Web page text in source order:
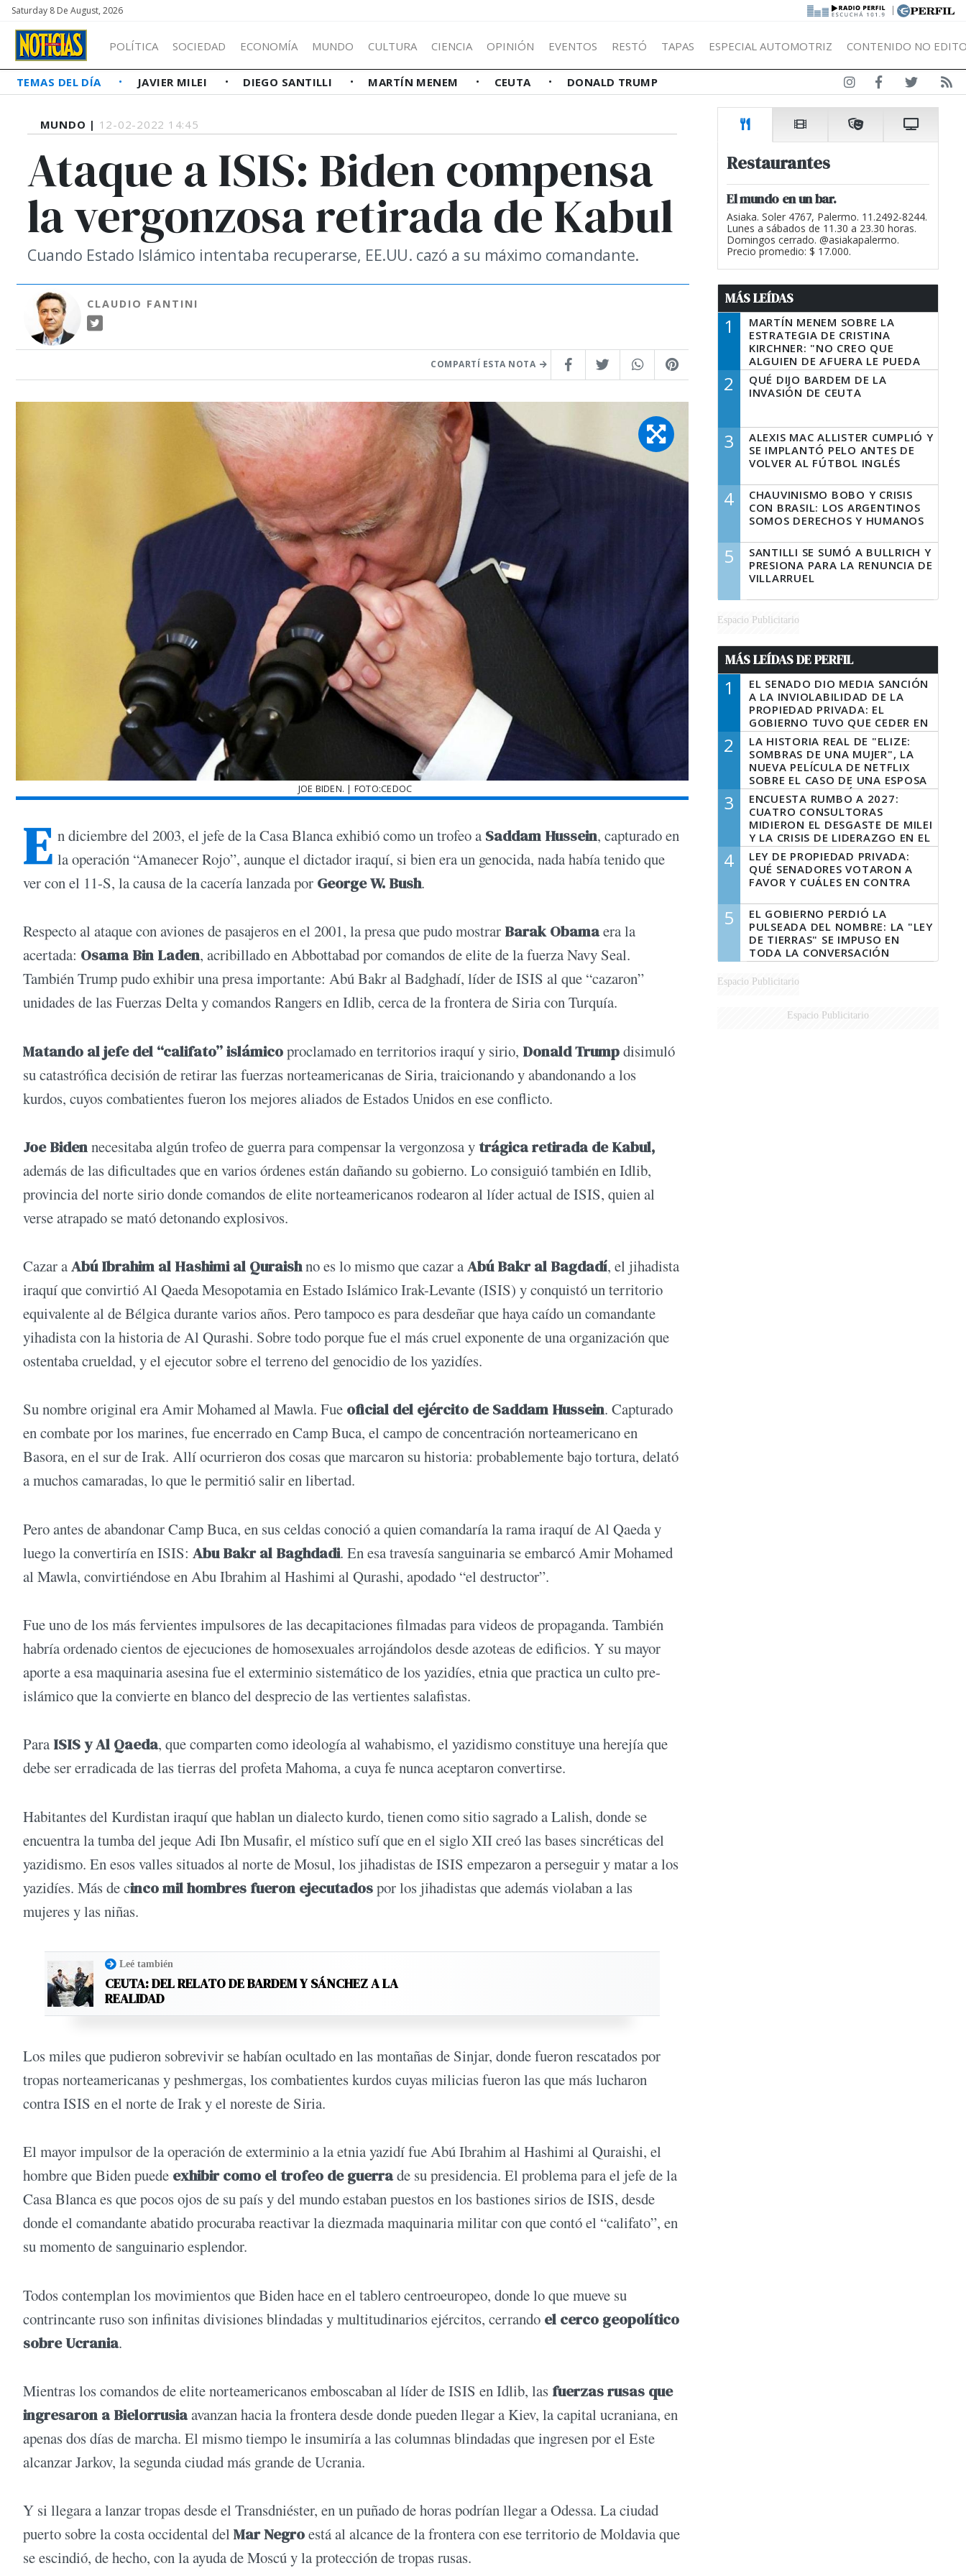
Saturday 8 De August, 2026 |
POLÍTICA SOCIEDAD ECONOMÍA MUNDO CULTURA CIENCIA OPINIÓN EVENTOS RESTÓ TAPAS ESPECIAL AUTOMOTRIZ CONTENIDO NO
TEMAS DEL DÍA JAVIER MILEI DIEGO SANTILLI MARTÍN MENEM CEUTA DONALD TRUMP
MUNDO | 12-02-2022 14:45
Ataque a ISIS: Biden compensa
la vergonzosa retirada de Kabul
Cuando Estado Islámico intentaba recuperarse, EE.UU. cazó a su máximo comandante.
CLAUDIO FANTINI
COMPARTÍ ESTA NOTA
JOE BIDEN. | FOTO:CEDOC
E n diciembre del 2003, el jefe de la Casa Blanca exhibió como un trofeo a Saddam Hussein, capturado en
la operación “Amanecer Rojo”, aunque el dictador iraquí, si bien era un genocida, nada había tenido que
ver con el 11-S, la causa de la cacería lanzada por George W. Bush.
Respecto al ataque con aviones de pasajeros en el 2001, la presa que pudo mostrar Barak Obamaera la
acertada: Osama Bin Laden, acribillado en Abbottabad por comandos de elite de la fuerza Navy Seal.
También Trump pudo exhibir una presa importante: Abú Bakr al Badghadí, líder de ISIS al que “cazaron”
unidades de las Fuerzas Delta y comandos Rangers en Idlib, cerca de la frontera de Siria con Turquía.
Matando al jefe del “califato” islámicoproclamado en territorios iraquí y sirio, Donald Trumpdisimuló
su catastrófica decisión de retirar las fuerzas norteamericanas de Siria, traicionando y abandonando a los
kurdos, cuyos combatientes fueron los mejores aliados de Estados Unidos en ese conflicto.
Joe Bidennecesitaba algún trofeo de guerra para compensar la vergonzosa ytrágica retirada de Kabul,
además de las dificultades que en varios órdenes están dañando su gobierno. Lo consiguió también en Idlib,
provincia del norte sirio donde comandos de elite norteamericanos rodearon al líder actual de ISIS, quien al
verse atrapado se mató detonando explosivos.
Cazar aAbú Ibrahim al Hashimi al Quraishno es lo mismo que cazar aAbú Bakr al Bagdadí, el jihadista
iraquí que convirtió Al Qaeda Mesopotamia en Estado Islámico Irak-Levante (ISIS) y conquistó un territorio
equivalente al de Bélgica durante varios años. Pero tampoco es para desdeñar que haya caído un comandante
yihadista con la historia de Al Qurashi. Sobre todo porque fue el más cruel exponente de una organización que
ostentaba crueldad, y el ejecutor sobre el terreno del genocidio de los yazidíes.
Su nombre original era Amir Mohamed al Mawla. Fue oficial del ejército de Saddam Hussein. Capturado
en combate por los marines, fue encerrado en Camp Buca, el campo de concentración norteamericano en
Basora, en el sur de Irak. Allí ocurrieron dos cosas que marcaron su historia: probablemente bajo tortura, delató
a muchos camaradas, lo que le permitió salir en libertad.
Pero antes de abandonar Camp Buca, en sus celdas conoció a quien comandaría la rama iraquí de Al Qaeda y
luego la convertiría en ISIS: Abu Bakr al Baghdadi. En esa travesía sanguinaria se embarcó Amir Mohamed
al Mawla, convirtiéndose en Abu Ibrahim al Hashimi al Qurashi, apodado “el destructor”.
Fue uno de los más fervientes impulsores de las decapitaciones filmadas para videos de propaganda. También
habría ordenado cientos de ejecuciones de homosexuales arrojándolos desde azoteas de edificios. Y su mayor
aporte a esa maquinaria asesina fue el exterminio sistemático de los yazidíes, etnia que practica un culto pre-
islámico que la convierte en blanco del desprecio de las vertientes salafistas.
Para ISIS y Al Qaeda, que comparten como ideología al wahabismo, el yazidismo constituye una herejía que
debe ser erradicada de las tierras del profeta Mahoma, a cuya fe nunca aceptaron convertirse.
Habitantes del Kurdistan iraquí que hablan un dialecto kurdo, tienen como sitio sagrado a Lalish, donde se
encuentra la tumba del jeque Adi Ibn Musafir, el místico sufí que en el siglo XII creó las bases sincréticas del
yazidismo. En esos valles situados al norte de Mosul, los jihadistas de ISIS empezaron a perseguir y matar a los
yazidíes. Más de cinco mil hombres fueron ejecutadospor los jihadistas que además violaban a las
mujeres y las niñas.
Leé también
CEUTA: DEL RELATO DE BARDEM Y SÁNCHEZ A LA
REALIDAD
Los miles que pudieron sobrevivir se habían ocultado en las montañas de Sinjar, donde fueron rescatados por
tropas norteamericanas y peshmergas, los combatientes kurdos cuyas milicias fueron las que más lucharon
contra ISIS en el norte de Irak y el noreste de Siria.
El mayor impulsor de la operación de exterminio a la etnia yazidí fue Abú Ibrahim al Hashimi al Quraishi, el
hombre que Biden puede exhibir como el trofeo de guerrade su presidencia. El problema para el jefe de la
Casa Blanca es que pocos ojos de su país y del mundo estaban puestos en los bastiones sirios de ISIS, desde
donde el comandante abatido procuraba reactivar la diezmada maquinaria militar con que contó el “califato”, en
su momento de sanguinario esplendor.
Todos contemplan los movimientos que Biden hace en el tablero centroeuropeo, donde lo que mueve su
contrincante ruso son infinitas divisiones blindadas y multitudinarios ejércitos, cerrando el cerco geopolítico
sobre Ucrania.
Mientras los comandos de elite norteamericanos emboscaban al líder de ISIS en Idlib, las fuerzas rusas que
ingresaron a Bielorrusiaavanzan hacia la frontera desde donde pueden llegar a Kiev, la capital ucraniana, en
apenas dos días de marcha. El mismo tiempo le insumiría a las columnas blindadas que ingresen por el Este
alcanzar Jarkov, la segunda ciudad más grande de Ucrania.
Y si llegara a lanzar tropas desde el Transdniéster, en un puñado de horas podrían llegar a Odessa. La ciudad
puerto sobre la costa occidental del Mar Negroestá al alcance de la frontera con ese territorio de Moldavia que
se escindió, de hecho, con la ayuda de Moscú y la protección de tropas rusas.
Restaurantes
El mundo en un bar.
Asiaka. Soler 4767, Palermo. 11.2492-8244.
Lunes a sábados de 11.30 a 23.30 horas.
Domingos cerrado. @asiakapalermo.
Precio promedio: $ 17.000.
MÁS LEÍDAS
1
MARTÍN MENEM SOBRE LA
ESTRATEGIA DE CRISTINA
KIRCHNER: "NO CREO QUE
ALGUIEN DE AFUERA LE PUEDA
DECIR A LA JUSTICIA LO QUE
TIENE QUE HACER"
2
QUÉ DIJO BARDEM DE LA
INVASIÓN DE CEUTA
3
ALEXIS MAC ALLISTER CUMPLIÓ Y
SE IMPLANTÓ PELO ANTES DE
VOLVER AL FÚTBOL INGLÉS
4
CHAUVINISMO BOBO Y CRISIS
CON BRASIL: LOS ARGENTINOS
SOMOS DERECHOS Y HUMANOS
5
SANTILLI SE SUMÓ A BULLRICH Y
PRESIONA PARA LA RENUNCIA DE
VILLARRUEL
Espacio Publicitario
MÁS LEÍDAS DE PERFIL
1
EL SENADO DIO MEDIA SANCIÓN
A LA INVIOLABILIDAD DE LA
PROPIEDAD PRIVADA: EL
GOBIERNO TUVO QUE CEDER EN
LA LEY DEL MANEJO DEL FUEGO
2
LA HISTORIA REAL DE "ELIZE:
SOMBRAS DE UNA MUJER", LA
NUEVA PELÍCULA DE NETFLIX
SOBRE EL CASO DE UNA ESPOSA
QUE DESCUARTIZÓ A SU
MARIDO
3
ENCUESTA RUMBO A 2027:
CUATRO CONSULTORAS
MIDIERON EL DESGASTE DE MILEI
Y LA CRISIS DE LIDERAZGO EN EL
PERONISMO
4
LEY DE PROPIEDAD PRIVADA:
QUÉ SENADORES VOTARON A
FAVOR Y CUÁLES EN CONTRA
5
EL GOBIERNO PERDIÓ LA
PULSEADA DEL NOMBRE: LA "LEY
DE TIERRAS" SE IMPUSO EN
TODA LA CONVERSACIÓN
DIGITAL
Espacio Publicitario
Espacio Publicitario